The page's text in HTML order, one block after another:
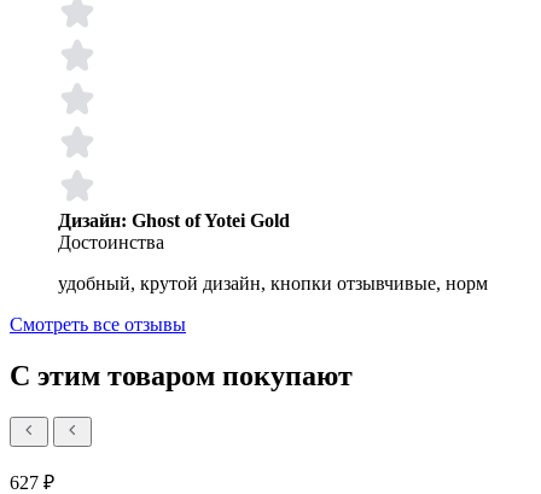
Дизайн: Ghost of Yotei Gold
Достоинства
удобный, крутой дизайн, кнопки отзывчивые, норм
Смотреть все отзывы
С этим товаром покупают
627 ₽